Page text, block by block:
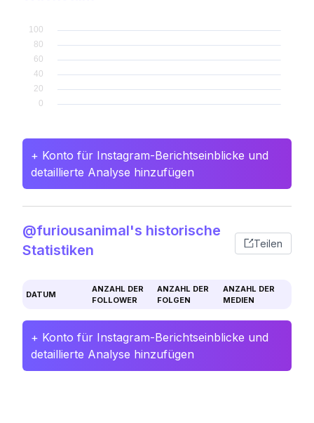
+ Konto für Instagram-Berichtseinblicke und
detaillierte Analyse hinzufügen
@furiousanimal's historische
Statistiken
Teilen
DATUM
ANZAHL DER
FOLLOWER
ANZAHL DER
FOLGEN
ANZAHL DER
MEDIEN
+ Konto für Instagram-Berichtseinblicke und
detaillierte Analyse hinzufügen